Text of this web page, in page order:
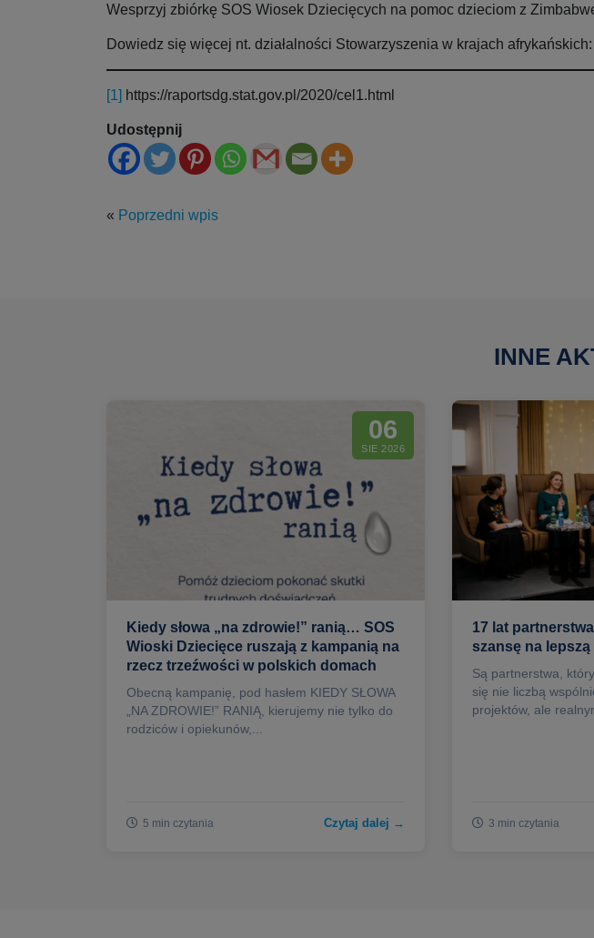
Wesprzyj zbiórkę SOS Wiosek Dziecięcych na pomoc dzieciom z
Dowiedz się więcej nt. działalności Stowarzyszenia w krajach afrykańskich:
[1] https://raportsdg.stat.gov.pl/2020/cel1.html
Udostępnij
« Poprzedni wpis
INNE
06
SIE 2026
Kiedy słowa „na zdrowie!” ranią… SOS
Wioski Dziecięce ruszają z kampanią na
rzecz trzeźwości w polskich domach
Obecną kampanię, pod hasłem KIEDY SŁOWA
„NA ZDROWIE!” RANIĄ, kierujemy nie tylko do
rodziców i opiekunów,...
5 min czytania Czytaj dalej →
17 lat
szansę na lepszą
Są partnerstwa,
się nie liczbą
projektów, ale
3 min czytania